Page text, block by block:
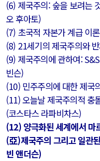
(6) 제국주의: 숲을 보려는
오 후아토)
(7) 초국적 자본가 계급 이
(8) 21세기의 제국주의와
(9) 제국주의에 ​​관하여:
빈슨)
(10) 민주주의에 대한 제국
(11) 오늘날 제국주의적 충
(코스타스 라파비차스)
(12) 양극화된 세계에서 마
(亞)제국주의 그리고 일관
빈 앤더슨)